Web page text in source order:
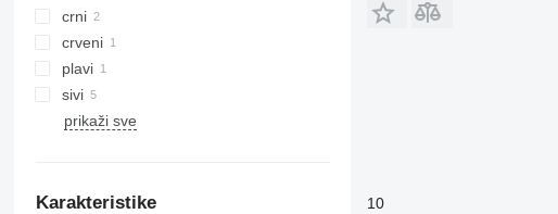
crni
crveni
plavi
sivi
prikaži sve
Karakteristike
10